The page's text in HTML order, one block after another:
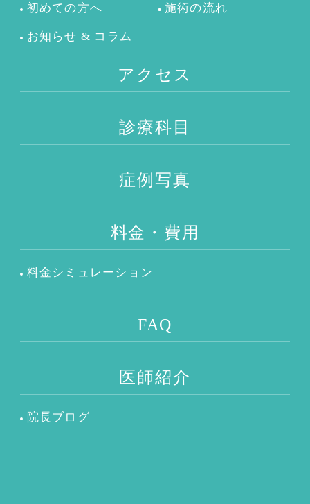
初めての方へ 施術の流れ
お知らせ & コラム
アクセス
診療科目
症例写真
料金・費用
料金シミュレーション
FAQ
医師紹介
院長ブログ